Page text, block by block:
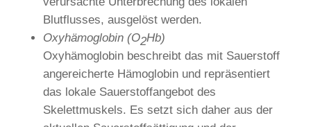
Blutflusses, ausgelöst werden.
Oxyhämoglobin (O2Hb)
Oxyhämoglobin beschreibt das mit Sauerstoff
angereicherte Hämoglobin und repräsentiert
das lokale Sauerstoffangebot des
Skelettmuskels. Es setzt sich daher aus der